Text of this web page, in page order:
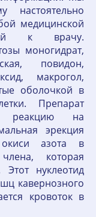
медицинской
к врачу.
моногидрат,
повидон,
макрогол,
оболочкой в
Препарат
реакцию на
эрекция
азота в
которая
нуклеотид
кавернозного
кровоток в